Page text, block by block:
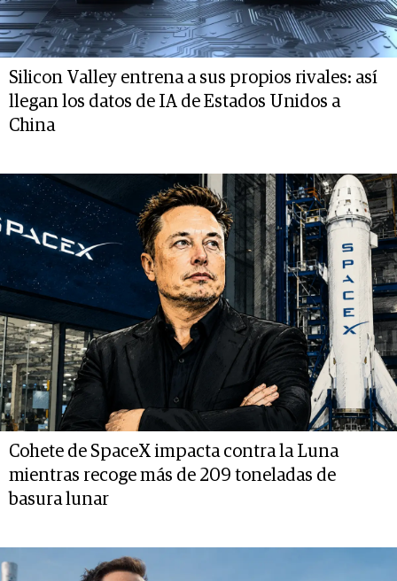
Silicon Valley entrena a sus propios rivales: así
llegan los datos de IA de Estados Unidos a
China
Cohete de SpaceX impacta contra la Luna
mientras recoge más de 209 toneladas de
basura lunar